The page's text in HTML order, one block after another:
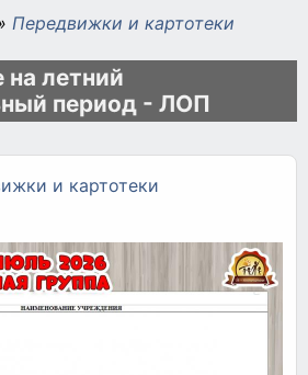
Передвижки и картотеки
на летний
период - ЛОП
и картотеки